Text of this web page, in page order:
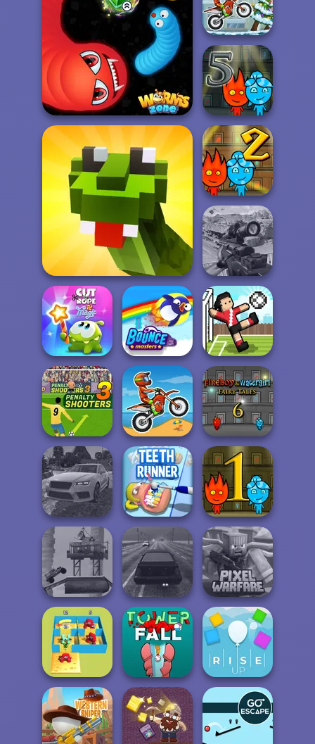
Apple Worm
Worms.Zone
Blocky Snakes
Sniper Shooter 2
Moto X3M Winter
Fireboy and
Watergirl 5
Elemen...
Fireboy and
Watergirl 2
Light...
Sniper Combat
3D
Cut The Rope
Magic
Bouncemasters Soccer Random
Penalty Shooters
3
Moto X3M
Fireboy and
Watergirl 6:
Fairy...
Real Drift
Multiplayer
Teeth Runner
Fireboy and
Watergirl
Post Apocalyptic
Truck Trial
Highway Traffic
Minecraft Pixel
Warfare
Alphabet Lore
Maze
Tower Fall